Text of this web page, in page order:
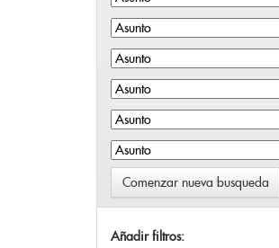
Comenzar nueva busqueda
Añadir filtros: